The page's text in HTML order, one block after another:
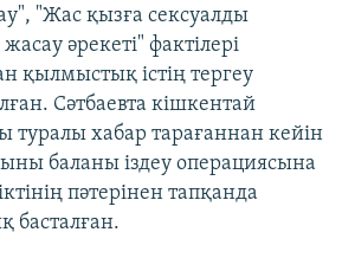
"Жас қызға сексуалды
әрекеті" фактілері
қылмыстық істің тергеу
Сәтбаевта кішкентай
туралы хабар тарағаннан кейін
баланы іздеу операциясына
пәтерінен тапқанда
басталған.